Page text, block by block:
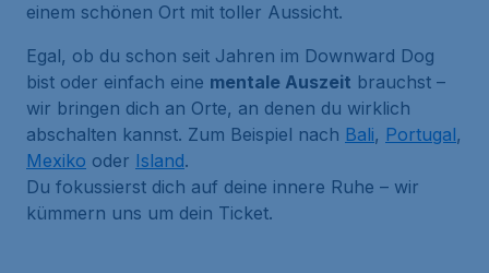
einem schönen Ort mit toller Aussicht.
Egal, ob du schon seit Jahren im Downward Dog
bist oder einfach eine mentale Auszeit brauchst –
wir bringen dich an Orte, an denen du wirklich
abschalten kannst. Zum Beispiel nach Bali, Portugal,
Mexiko oder Island.
Du fokussierst dich auf deine innere Ruhe – wir
kümmern uns um dein Ticket.